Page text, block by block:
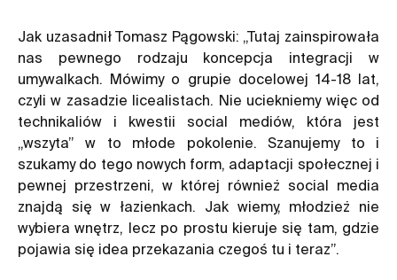
Jak uzasadnił Tomasz Pągowski: „Tutaj zainspirowała
nas pewnego rodzaju koncepcja integracji w
umywalkach. Mówimy o grupie docelowej 14-18 lat,
czyli w zasadzie licealistach. Nie uciekniemy więc od
technikaliów i kwestii social mediów, która jest
„wszyta” w to młode pokolenie. Szanujemy to i
szukamy do tego nowych form, adaptacji społecznej i
pewnej przestrzeni, w której również social media
znajdą się w łazienkach. Jak wiemy, młodzież nie
wybiera wnętrz, lecz po prostu kieruje się tam, gdzie
pojawia się idea przekazania czegoś tu i teraz”.